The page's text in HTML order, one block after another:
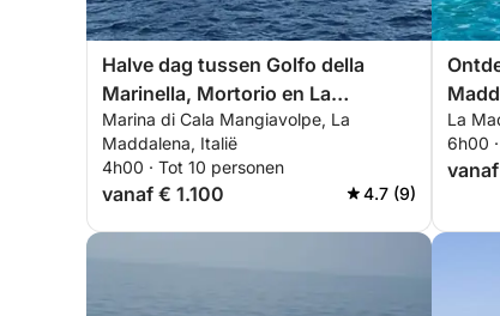
Halve dag tussen Golfo della
Marinella, Mortorio en La
Maddalena
Marina di Cala Mangiavolpe, La
Maddalena, Italië
4h00 · Tot 10 personen
vanaf € 1.100 4.7 (9)
La
6h00